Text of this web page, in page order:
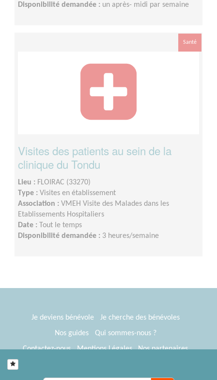
Disponibilité demandée : un après- midi par semaine
Santé
Visites des patients au sein de la
clinique du Tondu
Lieu : FLOIRAC (33270)
Type : Visites en établissement
Association : VMEH Visite des Malades dans les
Etablissements Hospitaliers
Date :
Tout le temps
Disponibilité demandée : 3 heures/semaine
Je deviens bénévole
Je cherche des bénévoles
Nos guides
Qui sommes-nous ?
Contactez-nous
Mentions Légales
Nos partenaires